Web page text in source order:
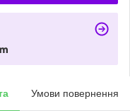
Умови повернення